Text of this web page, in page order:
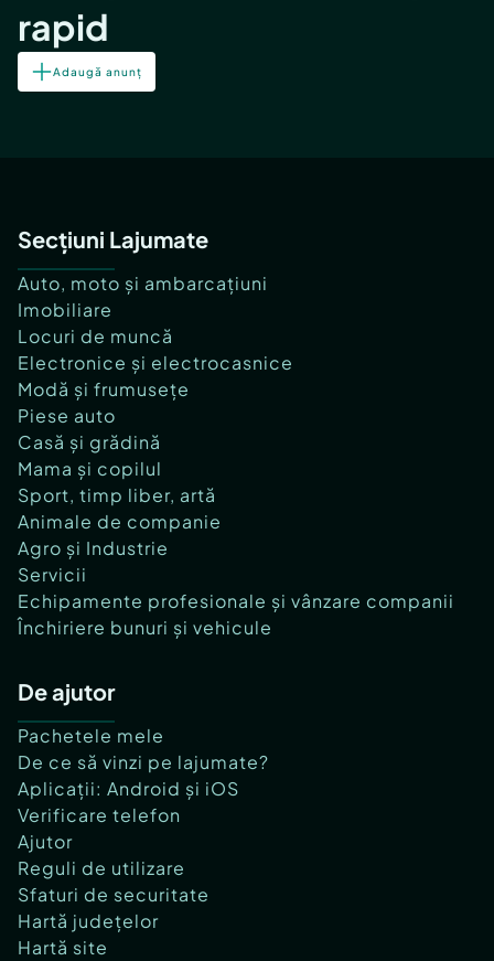
rapid
Adaugă anunț
Secțiuni Lajumate
Auto, moto și ambarcațiuni
Imobiliare
Locuri de muncă
Electronice și electrocasnice
Modă și frumusețe
Piese auto
Casă și grădină
Mama și copilul
Sport, timp liber, artă
Animale de companie
Agro și Industrie
Servicii
Echipamente profesionale și vânzare companii
Închiriere bunuri și vehicule
De ajutor
Pachetele mele
De ce să vinzi pe lajumate?
Aplicații: Android și iOS
Verificare telefon
Ajutor
Reguli de utilizare
Sfaturi de securitate
Hartă județelor
Hartă site